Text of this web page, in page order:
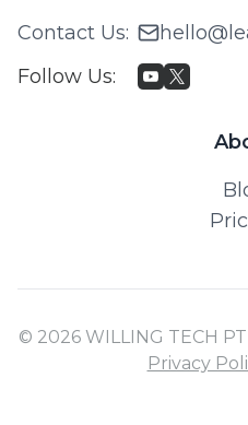
Contact Us:
Follow Us:
© 2026 WILLING TECH
Privacy